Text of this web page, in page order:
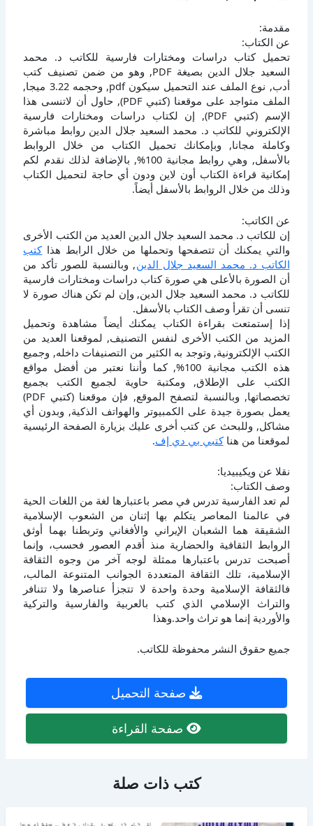
مقدمة:
عن الكتاب:
تحميل كتاب دراسات ومختارات فارسية للكاتب د. محمد
السعيد جلال الدين بصيغة PDF, وهو من ضمن تصنيف كتب
أدب, نوع الملف عند التحميل سيكون pdf, وحجمه 3.22 ميجا,
الملف متواجد على موقعنا (كتبي PDF), حاول أن لاتنسى هذا
الإسم (كتبي PDF), إن لكتاب دراسات ومختارات فارسية
الإلكتروني للكاتب د. محمد السعيد جلال الدين روابط مباشرة
وكاملة مجانا, وبإمكانك تحميل الكتاب من خلال الروابط
بالأسفل, وهي روابط مجانية 100%, بالإضافة لذلك نقدم لكم
إمكانية قراءة الكتاب أون لاين ودون أي حاجة لتحميل الكتاب
وذلك من خلال الروابط بالأسفل أيضاً.
عن الكاتب:
إن للكاتب د. محمد السعيد جلال الدين العديد من الكتب الأخرى
والتي يمكنك أن تتصفحها وتحملها من خلال الرابط هذاكتب
الكاتب د. محمد السعيد جلال الدين, وبالنسبة للصور تأكد من
أن الصورة بالأعلى هي صورة كتاب دراسات ومختارات فارسية
للكاتب د. محمد السعيد جلال الدين, وإن لم تكن هناك صورة لا
تنسى أن تقرأ وصف الكتاب بالأسفل.
إذا إستمتعت بقراءة الكتاب يمكنك أيضاً مشاهدة وتحميل
المزيد من الكتب الأخرى لنفس التصنيف, لموقعنا العديد من
الكتب الإلكترونية, وتوجد به الكثير من التصنيفات داخله, وجميع
هذه الكتب مجانية 100%, كما وأننا نعتبر من أفضل مواقع
الكتب على الإطلاق, ومكتبة حاوية لجميع الكتب بجميع
تخصصاتها, وبالنسبة لتصفح الموقع, فإن موقعنا (كتبي PDF)
يعمل بصورة جيدة على الكمبيوتر والهواتف الذكية, وبدون أي
مشاكل, وللبحث عن كتب أخرى عليك بزيارة الصفحة الرئيسية
لموقعنا من هناكتبي بي دي إف.
نقلا عن ويكيبيديا:
وصف الكتاب:
لم تعد الفارسية تدرس في مصر باعتبارها لغة من اللغات الحية
في عالمنا المعاصر يتكلم بها إثنان من الشعوب الإسلامية
الشقيقة هما الشعبان الإيراني والأفغاني وتربطنا بهما أوثق
الروابط الثقافية والحضارية منذ أقدم العصور فحسب، وإنما
أصبحت تدرس باعتبارها ممثلة لوجه آخر من وجوه الثقافة
الإسلامية، تلك الثقافة المتعددة الجوانب المتنوعة المالب،
فالثقافة الإسلامية وحدة واحدة لا تتجزأ عناصرها ولا تتنافر
والتراث الإسلامي الذي كتب بالعربية والفارسية والتركية
والأوردية إنما هو تراث واحد.وهذا
جميع حقوق النشر محفوظة للكاتب.
صفحة التحميل
صفحة القراءة
كتب ذات صلة